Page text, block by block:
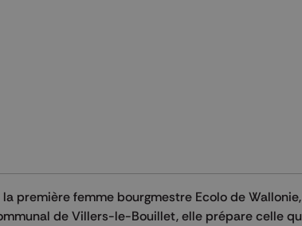
première femme bourgmestre Ecolo de
de Villers-le-Bouillet, elle prépare celle